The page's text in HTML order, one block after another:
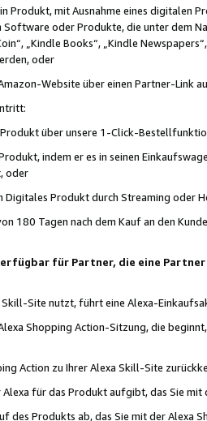
mit Ausnahme eines digitalen
oder Produkte, die unter dem
„Kindle Books“, „Kindle
oder
Website über einen Partner-Link
über unsere 1-Click-
indem er es in seinen
oder
Produkt durch Streaming oder
180 Tagen nach dem Kauf an den
für Partner, die eine
Site nutzt, führt eine Alexa-
Shopping Action-Sitzung, die
Action zu Ihrer Alexa Skill-Site
für das Produkt aufgibt, das Sie mit
des Produkts ab, das Sie mit der Alexa